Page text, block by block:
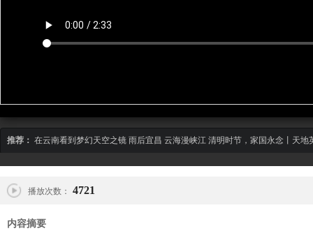
推荐： 在云南看到梦幻天空之镜 雨后宜昌 云海漫峡江 清明时节，家国永念丨天地
播放次数： 4721
内容摘要